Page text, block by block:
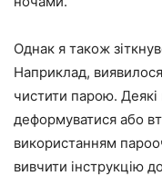
Однак я також
Наприклад,
чистити парою.
деформуватися або
використанням
вивчити інструкцію